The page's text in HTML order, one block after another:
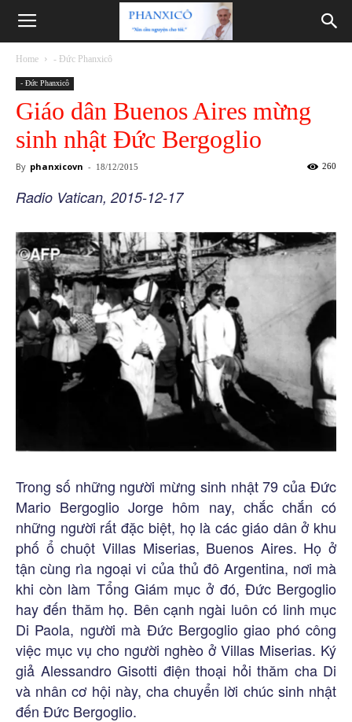
Phanxicô
Home - Đức Phanxicô
- Đức Phanxicô
Giáo dân Buenos Aires mừng
sinh nhật Đức Bergoglio
By phanxicovn - 18/12/2015 260
Radio Vatican, 2015-12-17
Trong số những người mừng sinh nhật 79 của Đức
Mario Bergoglio Jorge hôm nay, chắc chắn có
những người rất đặc biệt, họ là các giáo dân ở khu
phố ổ chuột Villas Miserias, Buenos Aires. Họ ở
tận cùng rìa ngoại vi của thủ đô Argentina, nơi mà
khi còn làm Tổng Giám mục ở đó, Đức Bergoglio
hay đến thăm họ. Bên cạnh ngài luôn có linh mục
Di Paola, người mà Đức Bergoglio giao phó công
việc mục vụ cho người nghèo ở Villas Miserias. Ký
giả Alessandro Gisotti điện thoại hỏi thăm cha Di
và nhân cơ hội này, cha chuyển lời chúc sinh nhật
đến Đức Bergoglio.